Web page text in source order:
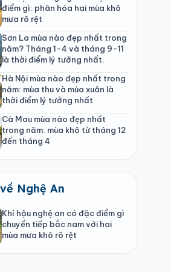
điểm gì: phân hóa hai mùa khô
mưa rõ rệt
Sơn La mùa nào đẹp nhất trong
năm? Tháng 1-4 và tháng 9-11
là thời điểm lý tưởng nhất.
Hà Nội mùa nào đẹp nhất trong
năm: mùa thu và mùa xuân là
thời điểm lý tưởng nhất
Cà Mau mùa nào đẹp nhất
trong năm: mùa khô từ tháng 12
đến tháng 4
Nghệ An
Khí hậu nghệ an có đặc điểm gì
chuyển tiếp bắc nam với hai
mùa mưa khô rõ rệt